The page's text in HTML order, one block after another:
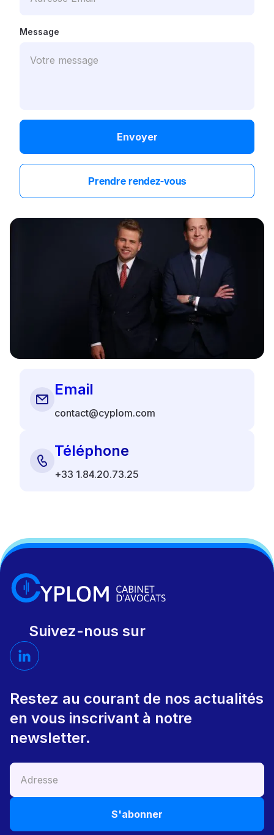
Message
Prendre rendez-vous
Email
contact@cyplom.com
Téléphone
+33 1.84.20.73.25
Suivez-nous sur
Restez au courant de nos actualités
en vous inscrivant à notre
newsletter.